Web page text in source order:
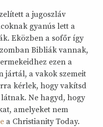
a jugoszláv
gyanús lett a
Eközben a sofőr így
Bibliák vannak,
ezen a
jártál, a vakok szemeit
kérlek, hogy vakítsd
Ne hagyd, hogy
amelyeket nem
a Christianity Today.